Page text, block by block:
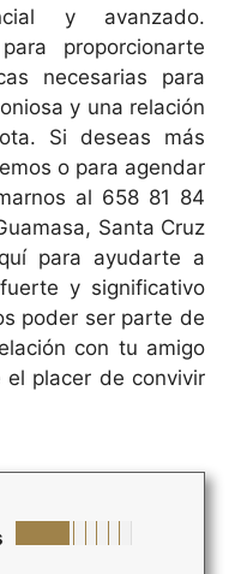
y avanzado.
proporcionarte
necesarias para
y una relación
Si deseas más
o para agendar
al 658 81 84
Santa Cruz
para ayudarte a
y significativo
poder ser parte de
con tu amigo
placer de convivir